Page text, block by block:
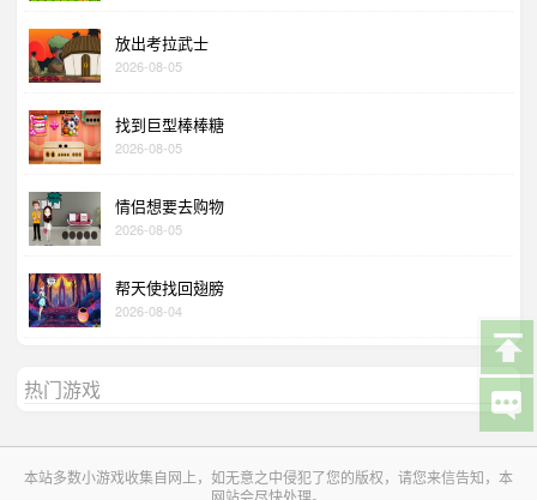
放出考拉武士
2026-08-05
找到巨型棒棒糖
2026-08-05
情侣想要去购物
2026-08-05
帮天使找回翅膀
2026-08-04
热门游戏
本站多数小游戏收集自网上，如无意之中侵犯了您的版权，请您来信告知，本
网站会尽快处理。